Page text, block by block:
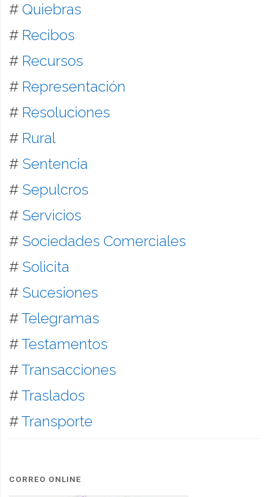
# Quiebras
# Recibos
# Recursos
# Representación
# Resoluciones
# Rural
# Sentencia
# Sepulcros
# Servicios
# Sociedades Comerciales
# Solicita
# Sucesiones
#Telegramas
#Testamentos
#Transacciones
#Traslados
#Transporte
CORREO ONLINE